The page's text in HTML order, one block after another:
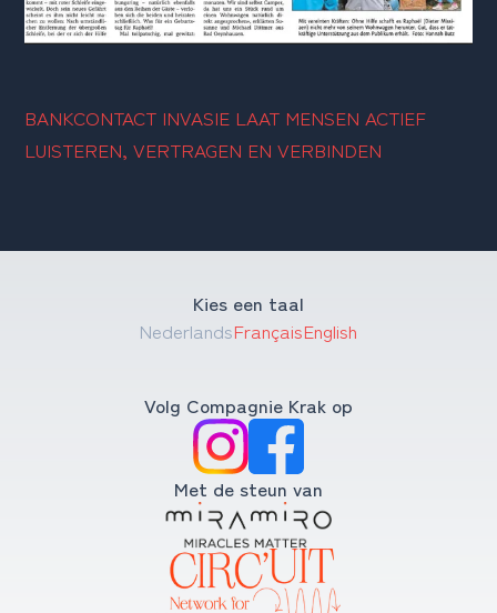
BANKCONTACT INVASIE LAAT MENSEN ACTIEF
LUISTEREN, VERTRAGEN EN VERBINDEN
Kies een taal
NederlandsFrançaisEnglish
Volg Compagnie Krak op
Met de steun van